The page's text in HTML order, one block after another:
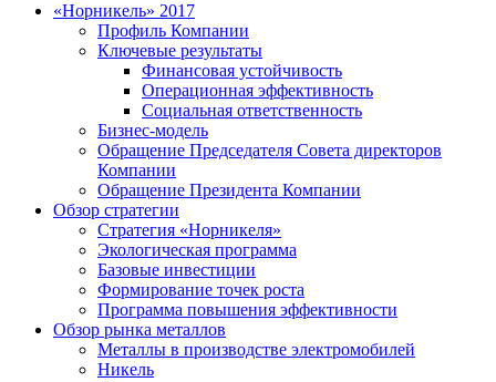
«Норникель» 2017
Профиль Компании
Ключевые результаты
Финансовая устойчивость
Операционная эффективность
Социальная ответственность
Бизнес-модель
Обращение Председателя Совета директоров
Компании
Обращение Президента Компании
Обзор стратегии
Стратегия «Норникеля»
Экологическая программа
Базовые инвестиции
Формирование точек роста
Программа повышения эффективности
Обзор рынка металлов
Металлы в производстве электромобилей
Никель